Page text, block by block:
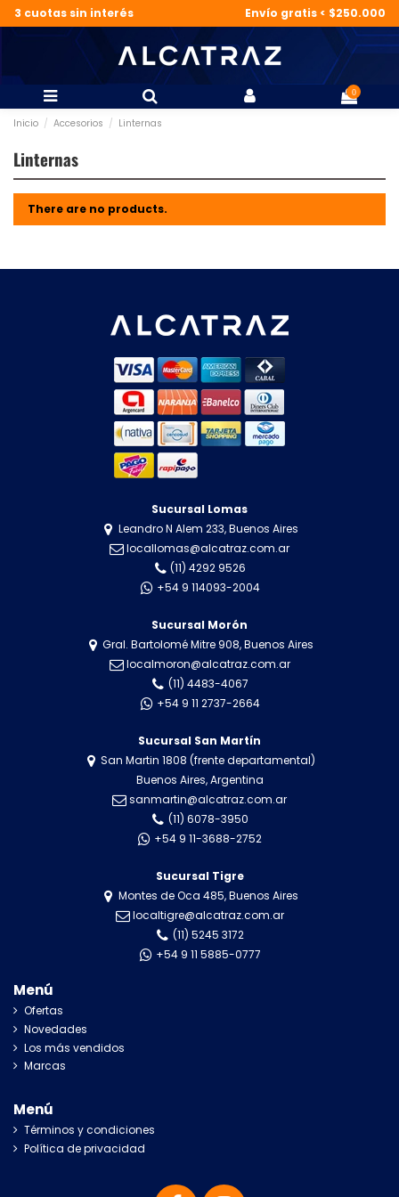
3 cuotas sin interés Envío gratis < $250.000
0
Inicio Accesorios Linternas
Linternas
There are no products.
Sucursal Lomas
Leandro N Alem 233, Buenos Aires
locallomas@alcatraz.com.ar
(11) 4292 9526
+54 9 114093-2004
Sucursal Morón
Gral. Bartolomé Mitre 908, Buenos Aires
localmoron@alcatraz.com.ar
(11) 4483-4067
+54 9 11 2737-2664
Sucursal San Martín
San Martin 1808 (frente departamental)
Buenos Aires, Argentina
sanmartin@alcatraz.com.ar
(11) 6078-3950
+54 9 11-3688-2752
Sucursal Tigre
Montes de Oca 485, Buenos Aires
localtigre@alcatraz.com.ar
(11) 5245 3172
+54 9 11 5885-0777
Menú
Ofertas
Novedades
Los más vendidos
Marcas
Menú
Términos y condiciones
Política de privacidad